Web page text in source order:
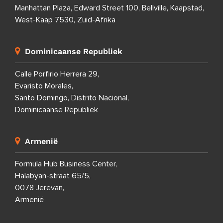
Manhattan Plaza, Edward Street 100, Bellville, Kaapstad,
West-Kaap 7530, Zuid-Afrika
Dominicaanse Republiek
Calle Porfirio Herrera 29,
Evaristo Morales,
Santo Domingo, Distrito Nacional,
Dominicaanse Republiek
Armenië
Formula Hub Business Center,
Halabyan-straat 65/5,
0078 Jerevan,
Armenië